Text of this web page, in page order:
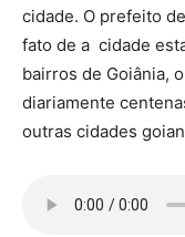
cidade. O prefeito
fato de a cidade
bairros de Goiânia,
diariamente
outras cidades